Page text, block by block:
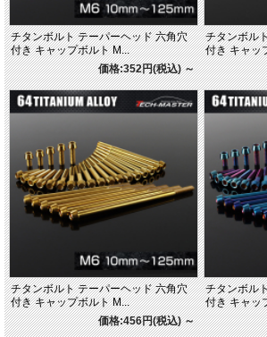
チタンボルト テーパーヘッド 六角穴
付き キャップボルト M...
価格:352円(税込)～
チタンボル
付き キャッ
チタンボルト テーパーヘッド 六角穴
付き キャップボルト M...
価格:456円(税込)～
チタンボル
付き キャッ